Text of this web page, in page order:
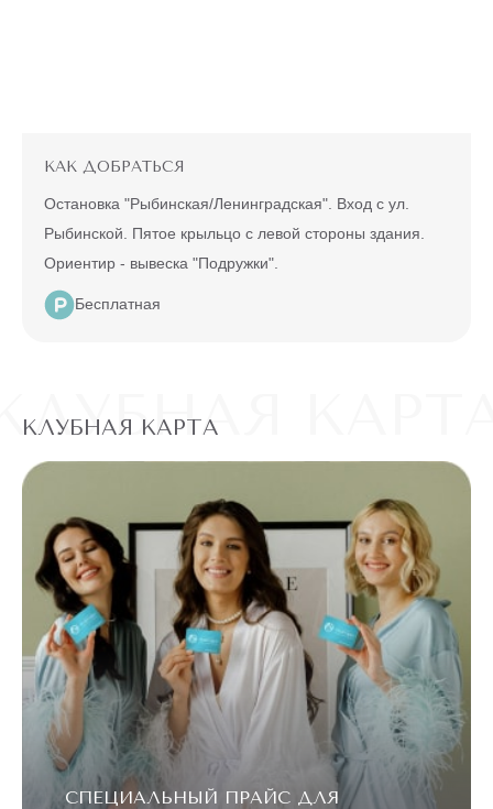
КАК ДОБРАТЬСЯ
Остановка "Рыбинская/Ленинградская". Вход с ул.
Рыбинской. Пятое крыльцо с левой стороны здания.
Ориентир - вывеска "Подружки".
Бесплатная
КЛУБНАЯ КАРТА
СПЕЦИАЛЬНЫЙ ПРАЙС ДЛЯ